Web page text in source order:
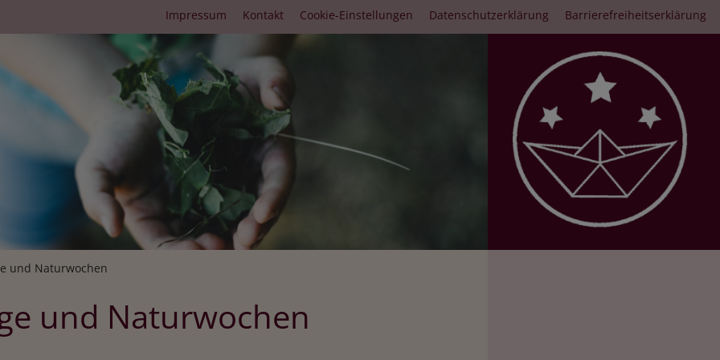
Fußbereichsmenü
Impressum Kontakt Cookie-Einstellungen Datenschutzerklärung Barrierefreiheitserklärung
und Naturwochen
und Naturwochen